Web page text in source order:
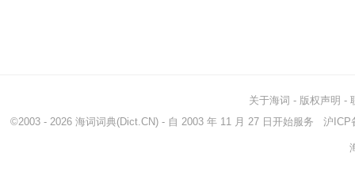
关于海词 - 版权声明 -
©2003 - 2026 海词词典(Dict.CN) - 自 2003 年 11 月 27 日开始服务 沪ICP